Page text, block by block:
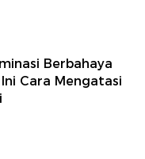
Berbahaya
Cara Mengatasi